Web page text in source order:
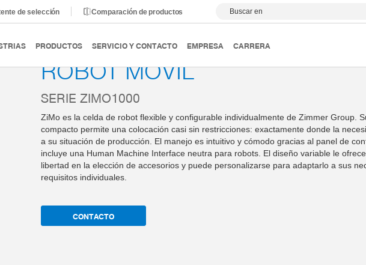
de selección Comparación de productos Buscar en
PRODUCTOS SERVICIO Y CONTACTO EMPRESA CARRERA
sistema Robótica móvil y sistemas de transporte Robot móvil
ROBOT MÓVIL
SERIE ZIMO1000
ZiMo es la celda de robot flexible y configurable individualmente de Zimmer Group.
compacto permite una colocación casi sin restricciones: exactamente donde la
a su situación de producción. El manejo es intuitivo y cómodo gracias al panel de
incluye una Human Machine Interface neutra para robots. El diseño variable le
libertad en la elección de accesorios y puede personalizarse para adaptarlo a sus
requisitos individuales.
CONTACTO